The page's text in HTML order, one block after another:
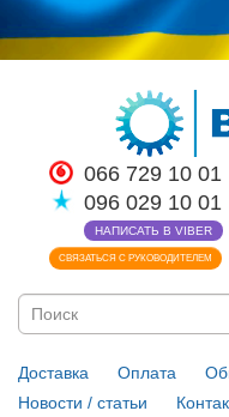
066 729 10 01
096 029 10 01
НАПИСАТЬ В VIBER
СВЯЗАТЬСЯ С РУКОВОДИТЕЛЕМ
Доставка Оплата
Новости / статьи